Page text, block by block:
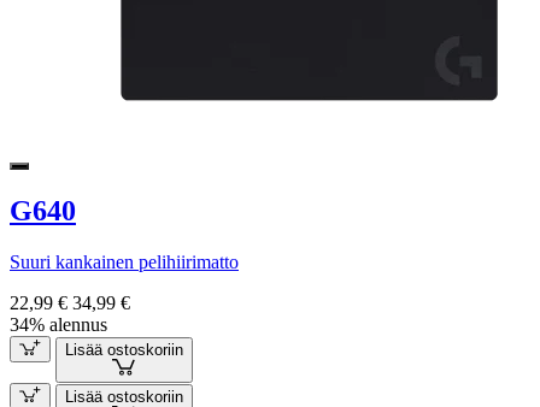
G640
Suuri kankainen pelihiirimatto
22,99 € 34,99 €
34% alennus
Lisää ostoskoriin
Lisää ostoskoriin